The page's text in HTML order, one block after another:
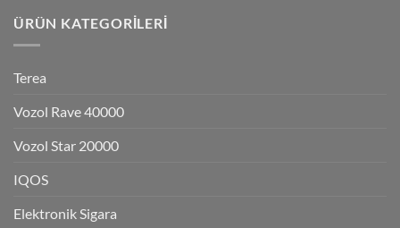
ÜRÜN KATEGORILERI
Terea
Vozol Rave 40000
Vozol Star 20000
IQOS
Elektronik Sigara